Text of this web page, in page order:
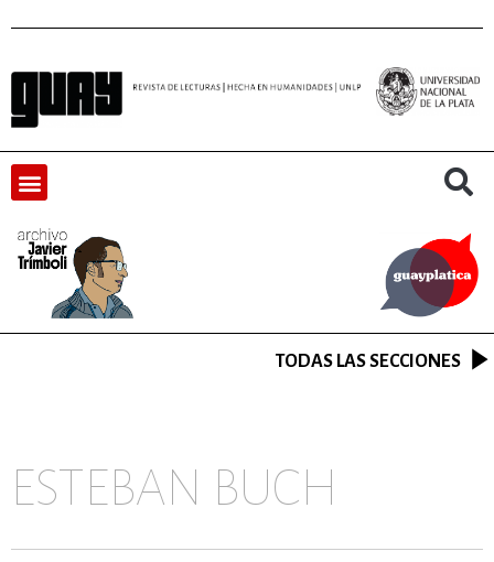
TODAS LAS SECCIONES
ESTEBAN BUCH